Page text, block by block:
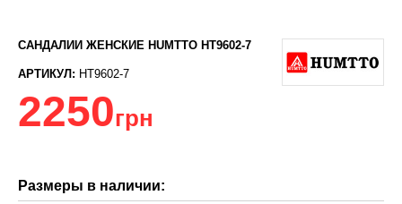
САНДАЛИИ ЖЕНСКИЕ HUMTTO HT9602-7
АРТИКУЛ: HT9602-7
2250грн
Размеры в наличии: